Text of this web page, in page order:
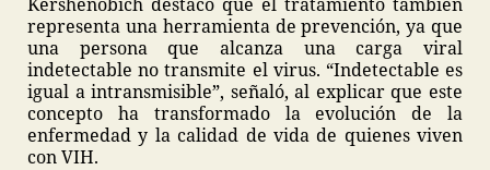
representa una herramienta de prevención, ya que
una persona que alcanza una carga viral
indetectable no transmite el virus. “Indetectable es
igual a intransmisible”, señaló, al explicar que este
concepto ha transformado la evolución de la
enfermedad y la calidad de vida de quienes viven
con VIH.